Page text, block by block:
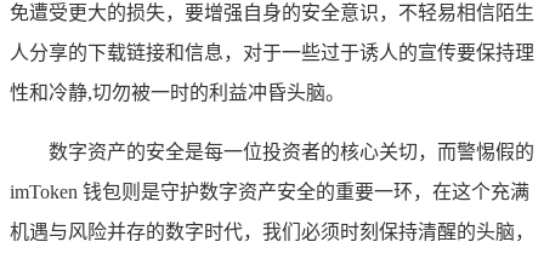
免遭受更大的损失，要增强自身的安全意识，不轻易相信陌生
人分享的下载链接和信息，对于一些过于诱人的宣传要保持理
性和冷静,切勿被一时的利益冲昏头脑。
数字资产的安全是每一位投资者的核心关切，而警惕假的
imToken 钱包则是守护数字资产安全的重要一环，在这个充满
机遇与风险并存的数字时代，我们必须时刻保持清醒的头脑，